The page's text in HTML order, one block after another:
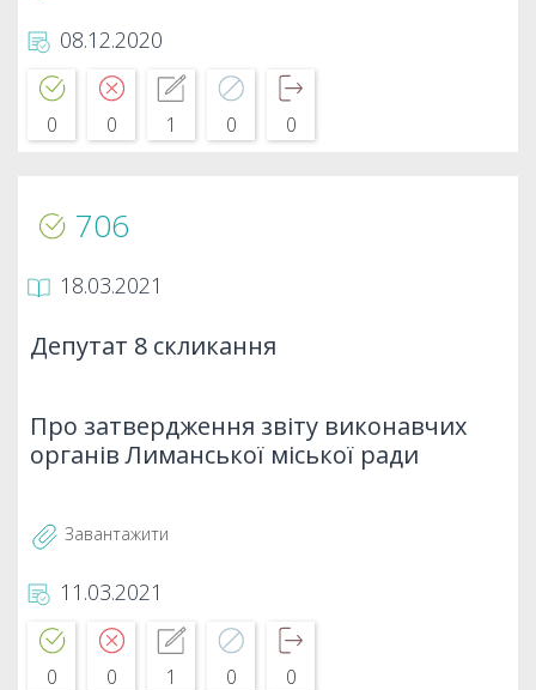
08.12.2020
0 0 1 0 0
706
18.03.2021
Депутат 8 скликання
Про затвердження звіту виконавчих
органів Лиманської міської ради
Завантажити
11.03.2021
0 0 1 0 0